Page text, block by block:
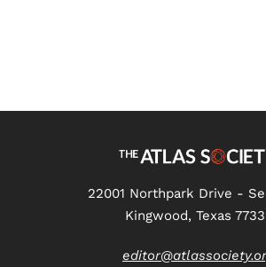
22001 Northpark Drive -
Kingwood, Texas